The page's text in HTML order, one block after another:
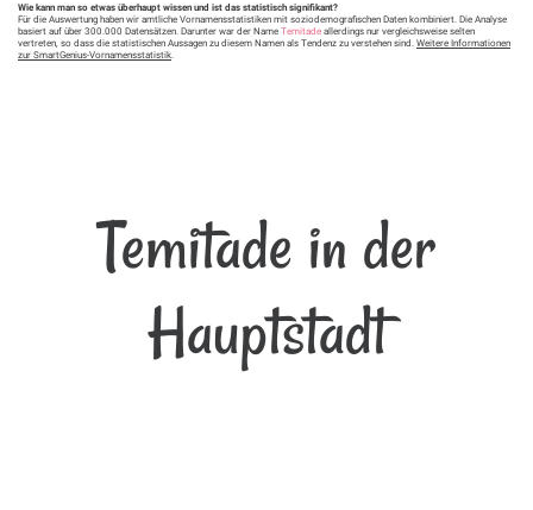
Wie kann man so etwas überhaupt wissen und ist das statistisch signifikant?
Für die Auswertung haben wir amtliche Vornamensstatistiken mit soziodemografischen Daten kombiniert. Die Analyse
basiert auf über 300.000 Datensätzen. Darunter war der Name Temitade allerdings nur vergleichsweise selten
vertreten, so dass die statistischen Aussagen zu diesem Namen als Tendenz zu verstehen sind. Weitere Informationen
zur SmartGenius-Vornamensstatistik.
Temitade in der
Hauptstadt